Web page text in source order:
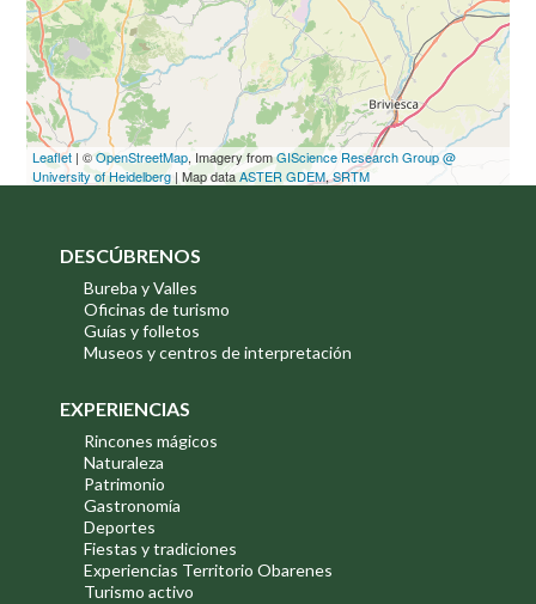
Leaflet | ©OpenStreetMap, Imagery fromGIScience Research Group @
University of Heidelberg | Map dataASTER GDEM,SRTM
DESCÚBRENOS
Bureba y Valles
Oficinas de turismo
Guías y folletos
Museos y centros de interpretación
EXPERIENCIAS
Rincones mágicos
Naturaleza
Patrimonio
Gastronomía
Deportes
Fiestas y tradiciones
Experiencias Territorio Obarenes
Turismo activo